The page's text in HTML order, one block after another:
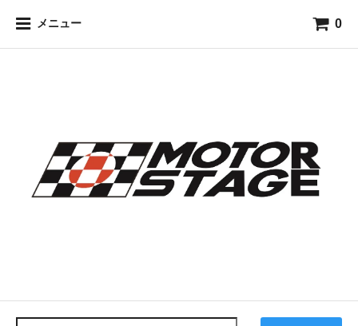
メニュー 0